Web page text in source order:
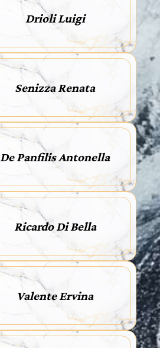
Drioli Luigi
Senizza Renata
De Panfilis Antonella
Ricardo Di Bella
Valente Ervina